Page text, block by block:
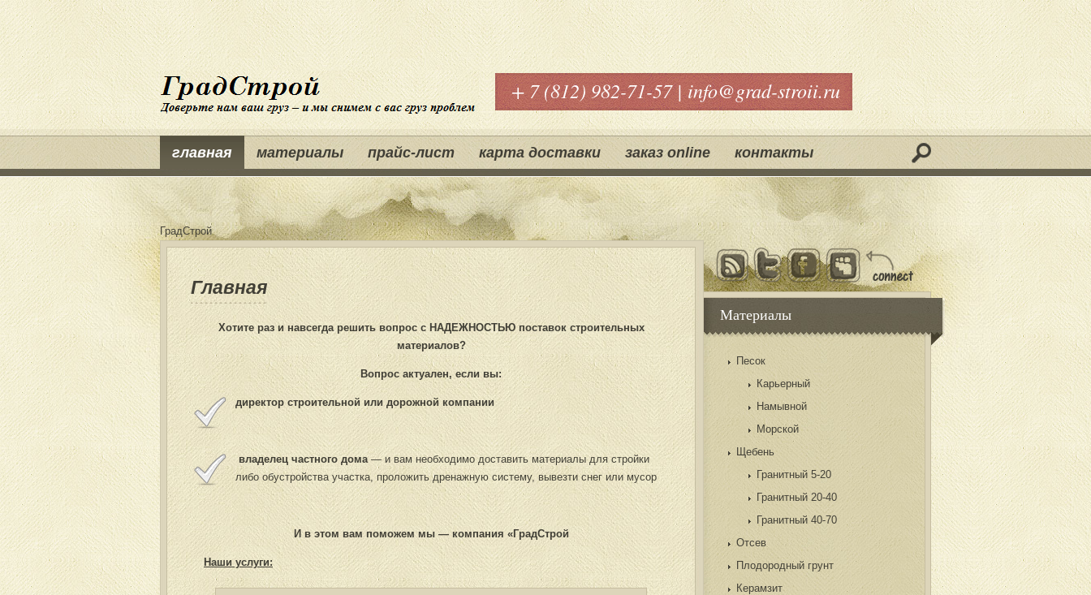
+ 7 (812) 982-71-57 | info@grad-stroii.ru
главная материалы прайс-лист карта доставки заказ оnline контакты
ГрадСтрой
Главная
Хотите раз и навсегда решить вопрос с НАДЕЖНОСТЬЮ поставок строительных
материалов?
Вопрос актуален, если вы:
директор строительной или дорожной компании
владелец частного дома — и вам необходимо доставить материалы для стройки
либо обустройства участка, проложить дренажную систему, вывезти снег или мусор
И в этом вам поможем мы — компания «ГрадСтрой
Наши услуги:
Материалы
Песок
Карьерный
Намывной
Морской
Щебень
Гранитный 5-20
Гранитный 20-40
Гранитный 40-70
Отсев
Плодородный грунт
Керамзит